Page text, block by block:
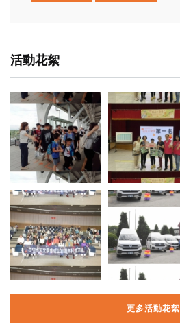
活動花絮
更多活動花絮